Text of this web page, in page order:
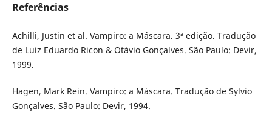
Referências
Achilli, Justin et al. Vampiro: a Máscara. 3ª edição. Tradução
de Luiz Eduardo Ricon & Otávio Gonçalves. São Paulo: Devir,
1999.
Hagen, Mark Rein. Vampiro: a Máscara. Tradução de Sylvio
Gonçalves. São Paulo: Devir, 1994.